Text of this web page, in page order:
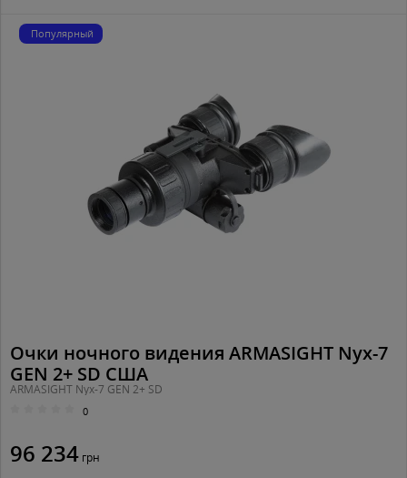
Популярный
Очки ночного видения ARMASIGHT Nyx-7
GEN 2+ SD США
ARMASIGHT Nyx-7 GEN 2+ SD
0
96 234 грн